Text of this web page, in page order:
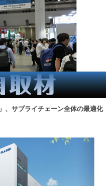
、サプライチェーン全体の最適化